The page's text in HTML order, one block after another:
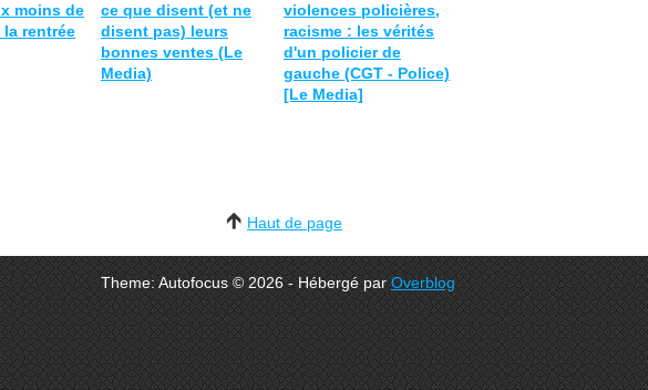
moins de
la rentrée
ce que disent (et ne
disent pas) leurs
bonnes ventes (Le
Media)
violences policières,
racisme : les vérités
d'un policier de
gauche (CGT - Police)
[Le Media]
Haut de page
Theme: Autofocus © 2026 - Hébergé parOverblog